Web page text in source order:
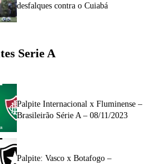
desfalques contra o Cuiabá
Serie A
Palpite Internacional x Fluminense –
Brasileirão Série A – 08/11/2023
Palpite: Vasco x Botafogo –